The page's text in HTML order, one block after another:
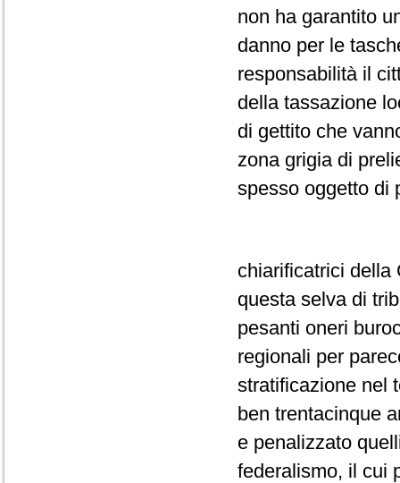
non ha garantito
danno per le
responsabilità il
della tassazione
di gettito che
zona grigia di
spesso oggetto di
chiarificatrici della
questa selva di
pesanti oneri
regionali per
stratificazione nel
ben trentacinque
e penalizzato
federalismo, il cui